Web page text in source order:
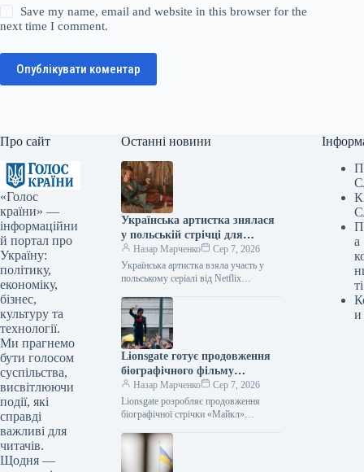
Save my name, email and website in this browser for the
next time I comment.
Опублікувати коментар
Про сайт
«Голос
країни» —
інформаційни
й портал про
Україну:
політику,
економіку,
бізнес,
культуру та
технології.
Ми прагнемо
бути голосом
суспільства,
висвітлюючи
події, які
справді
важливі для
читачів.
Щодня —
Останні новини
Українська артистка знялася
у польській стрічці для
Netflix.
Назар Марченко
Сер 7, 2026
Українська артистка взяла участь у
польському серіалі від Netflix
Українська артистка Оксана
Черкашина, відома за роботами у…
Lionsgate готує продовження
біографічного фільму
«Майкл»
Назар Марченко
Сер 7, 2026
Lionsgate розробляє продовження
біографічної стрічки «Майкл»
Північноамериканська медіакомпанія
Lionsgate планує створити другу
частину біографічної драми «Майкл»
а
ті
и